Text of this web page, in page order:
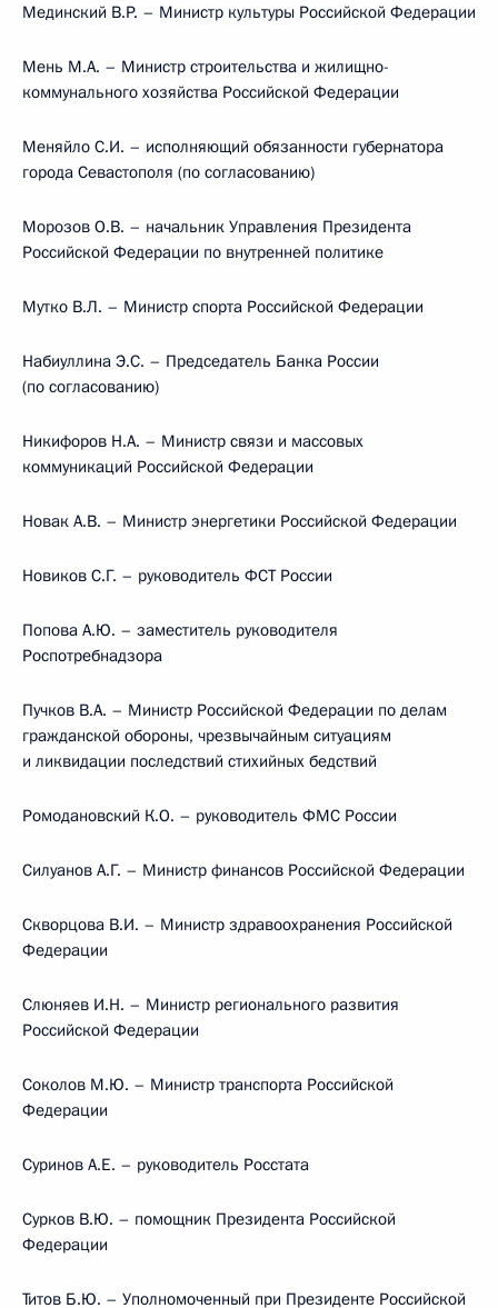
Мединский В.Р. – Министр культуры Российской Федерации
Мень М.А. – Министр строительства и жилищно-
коммунального хозяйства Российской Федерации
Меняйло С.И. – исполняющий обязанности губернатора
города Севастополя (по согласованию)
Морозов О.В. – начальник Управления Президента
Российской Федерации по внутренней политике
Мутко В.Л. – Министр спорта Российской Федерации
Набиуллина Э.С. – Председатель Банка России
(по согласованию)
Никифоров Н.А. – Министр связи и массовых
коммуникаций Российской Федерации
Новак А.В. – Министр энергетики Российской Федерации
Новиков С.Г. – руководитель ФСТ России
Попова А.Ю. – заместитель руководителя
Роспотребнадзора
Пучков В.А. – Министр Российской Федерации по делам
гражданской обороны, чрезвычайным ситуациям
и ликвидации последствий стихийных бедствий
Ромодановский К.О. – руководитель ФМС России
Силуанов А.Г. – Министр финансов Российской Федерации
Скворцова В.И. – Министр здравоохранения Российской
Федерации
Слюняев И.Н. – Министр регионального развития
Российской Федерации
Соколов М.Ю. – Министр транспорта Российской
Федерации
Суринов А.Е. – руководитель Росстата
Сурков В.Ю. – помощник Президента Российской
Федерации
Титов Б.Ю. – Уполномоченный при Президенте Российской